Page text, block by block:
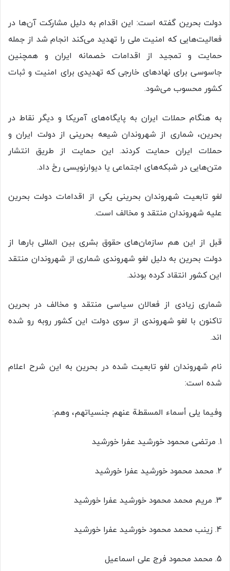
دولت بحرین گفته است: این اقدام به دلیل مشارکت آن‌ها در
فعالیت‌هایی که امنیت ملی را تهدید می‌کند انجام شد از جمله
حمایت و تمجید از اقدامات خصمانه ایران و همچنین
جاسوسی برای نهادهای خارجی که تهدیدی برای امنیت و ثبات
کشور محسوب می‌شود.
به هنگام حملات ایران به پایگاه‌های آمریکا و دیگر نقاط در
بحرین، شماری از شهروندان شیعه بحرینی از دولت ایران و
حملات ایران حمایت کردند. این حمایت از طریق انتشار
متن‌هایی در شبکه‌های اجتماعی یا دیوارنویسی رخ داد.
لغو تابعیت شهروندان بحرینی یکی از اقدامات دولت بحرین
علیه شهروندان منتقد و مخالف است.
قبل از این هم سازمان‌های حقوق بشری بین المللی بارها از
دولت بحرین به دلیل لغو شهروندی شماری از شهروندان منتقد
این کشور انتقاد کرده بودند.
شماری زیادی از فعالان سیاسی منتقد و مخالف در بحرین
تاکنون با لغو شهروندی از سوی دولت این کشور روبه رو شده
اند.
نام شهروندان لغو تابعیت شده در بحرین به این شرح اعلام
شده است:
وفیما یلی أسماء المسقطة عنهم جنسیاتهم، وهم:
1. مرتضی محمود خورشید عفرا خورشید
2. محمد محمود خورشید عفرا خورشید
3. مریم محمد محمود خورشید عفرا خورشید
4. زینب محمد محمود خورشید عفرا خورشید
5. محمد محمود فرج علی اسماعیل